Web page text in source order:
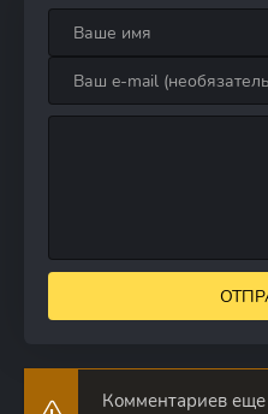
Комментариев